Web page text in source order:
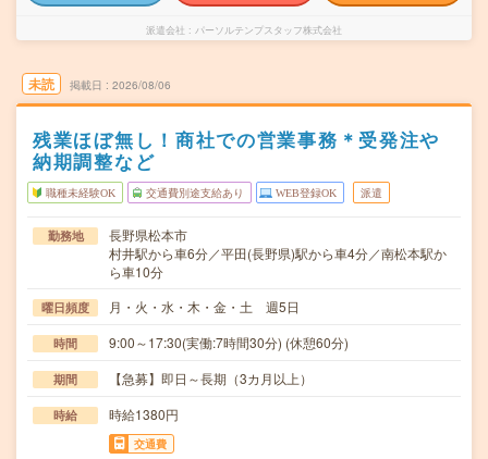
派遣会社 パーソルテンプスタッフ株式会社
未読 掲載日 2026/08/06
残業ほぼ無し！商社での営業事務＊受発注や
納期調整など
職種未経験OK 交通費別途支給あり WEB登録OK 派遣
勤務地
長野県松本市
村井駅から車6分／平田(長野県)駅から車4分／南松本駅か
ら車10分
曜日頻度 月・火・水・木・金・土 週5日
時間 9:00～17:30(実働:7時間30分) (休憩60分)
期間 【急募】即日～長期（3カ月以上）
時給 時給1380円
交通費